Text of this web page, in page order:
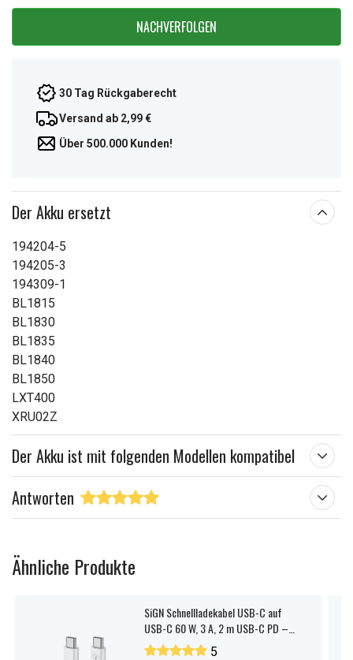
NACHVERFOLGEN
30 Tag Rückgaberecht
Versand ab 2,99 €
Über 500.000 Kunden!
Der Akku ersetzt
194204-5
194205-3
194309-1
BL1815
BL1830
BL1835
BL1840
BL1850
LXT400
XRU02Z
Der Akku ist mit folgenden Modellen kompatibel
Antworten
Ähnliche Produkte
SiGN Schnellladekabel USB-C auf
USB-C 60 W, 3 A, 2 m USB-C PD –
Weiß
5